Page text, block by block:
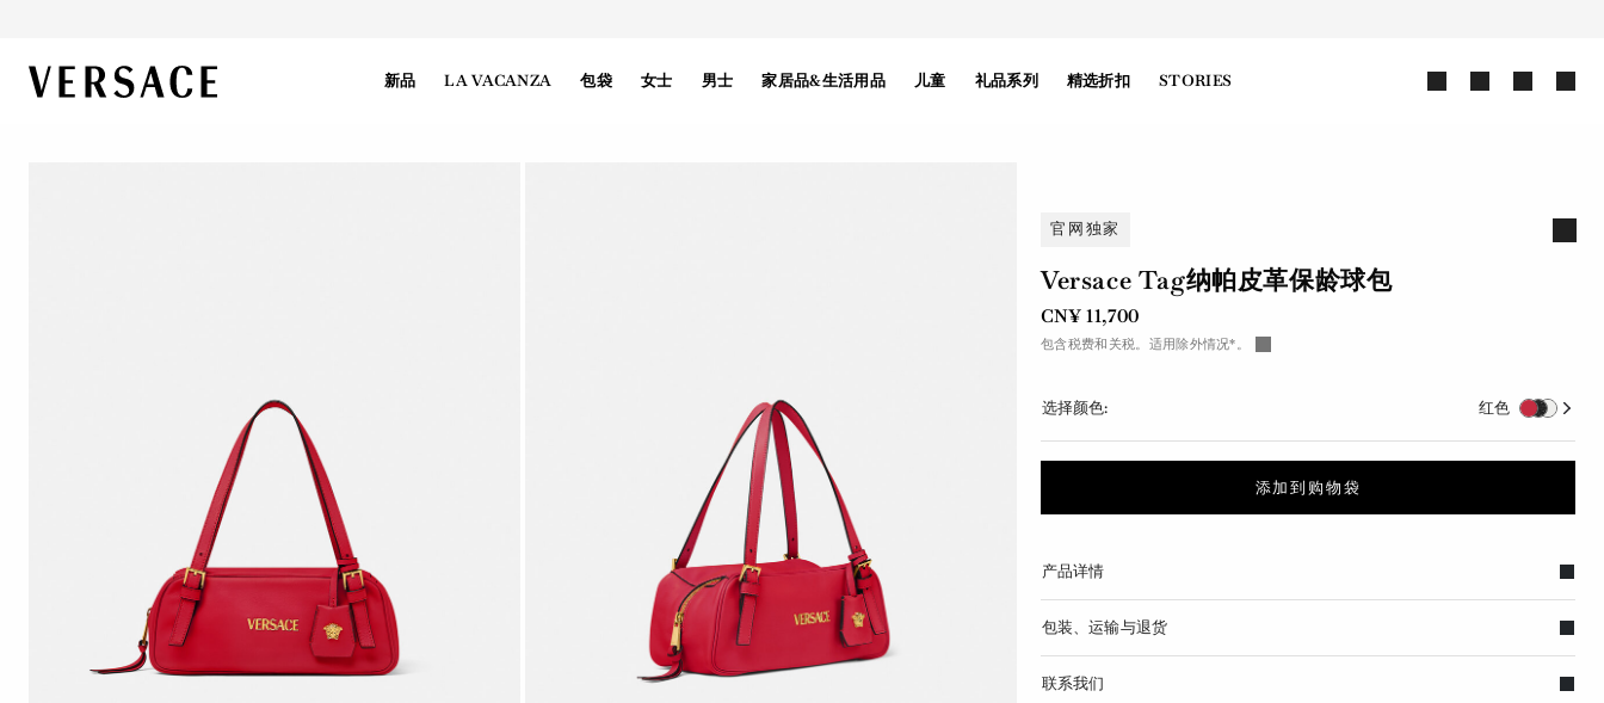
VERSACE | 主页 新品 LA VACANZA 包袋 女士 男士 家居品&生活用品 儿童 礼品系列 精选折扣 STORIES
官网独家
Versace Tag纳帕皮革保龄球包
CN¥ 11,700
包含税费和关税。适用除外情况*。
选择颜色: 红色
添加到购物袋
产品详情
包装、运输与退货
联系我们